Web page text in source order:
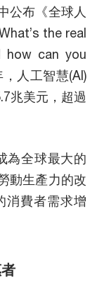
公布《全球人
the real
how can you
人工智慧(AI)
兆美元，超過
為全球最大的
動生產力的改
消費者需求增